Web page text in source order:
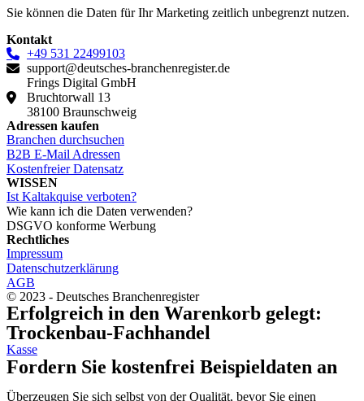
Sie können die Daten für Ihr Marketing zeitlich unbegrenzt nutzen.
Kontakt
+49 531 22499103
support@deutsches-branchenregister.de
Frings Digital GmbH
Bruchtorwall 13
38100 Braunschweig
Adressen kaufen
Branchen durchsuchen
B2B E-Mail Adressen
Kostenfreier Datensatz
WISSEN
Ist Kaltakquise verboten?
Wie kann ich die Daten verwenden?
DSGVO konforme Werbung
Rechtliches
Impressum
Datenschutzerklärung
AGB
© 2023 - Deutsches Branchenregister
Erfolgreich in den Warenkorb gelegt:
Trockenbau-Fachhandel
Kasse
Fordern Sie kostenfrei Beispieldaten an
Überzeugen Sie sich selbst von der Qualität, bevor Sie einen